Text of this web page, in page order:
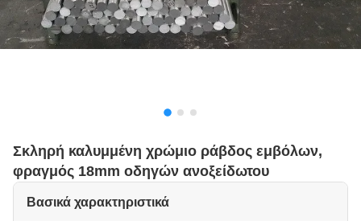
Σκληρή καλυμμένη χρώμιο ράβδος εμβόλων,
φραγμός 18mm οδηγών ανοξείδωτου
Βασικά χαρακτηριστικά